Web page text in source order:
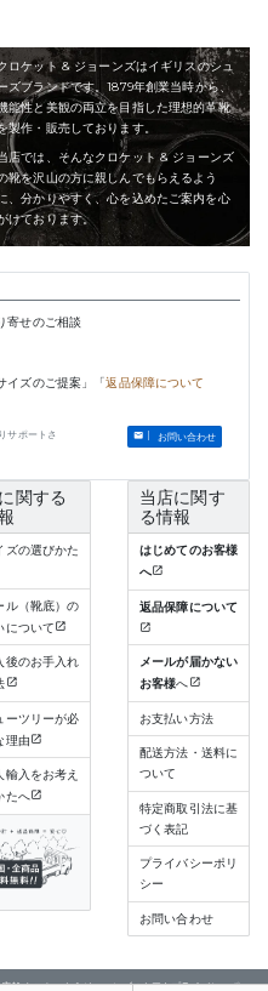
ロケット & ジョーンズはイギリスのシュ
ズブランドです。1879年創業当時から、
能性と美観の両立を目指した理想的革靴
製作・販売しております。
店では、そんなクロケット & ジョーンズ
靴を沢山の方に親しんでもらえるよう
、分かりやすく、心を込めたご案内を心
けております。
寄せのご相談
イズのご提案」「返品保障について
サポートさ
お問い合わせ
関する
ズの選びかた
ル（靴底）の
について
後のお手入れ
ーツリーが必
理由
輸入をお考え
たへ
当店に関す
る情報
はじめてのお客様
へ
返品保障について
メールが届かない
お客様へ
お支払い方法
配送方法・送料に
ついて
特定商取引法に基
づく表記
プライバシーポリ
シー
お問い合わせ
クロケット＆ジョーンズストア |プライバシーポ